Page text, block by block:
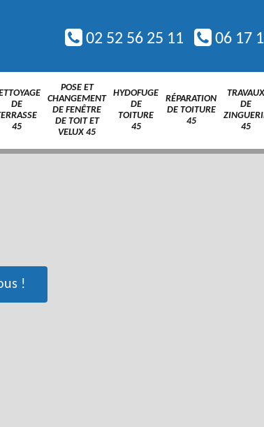
02 52 56 25 11 06 17
DE
45
POSE ET
CHANGEMENT
DE FENÊTRE
DE TOIT ET
VELUX 45
HYDOFUGE
DE
TOITURE
45
RÉPARATION
DE TOITURE
45
TRAVAUX
DE
45
!